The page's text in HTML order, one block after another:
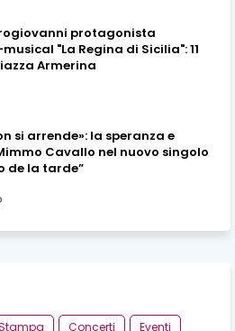
protagonista
"La Regina di Sicilia": 11
Armerina
si arrende»: la speranza e
Cavallo nel nuovo singolo
de la tarde”
Concerti
Eventi